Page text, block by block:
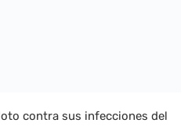
contra sus infecciones del